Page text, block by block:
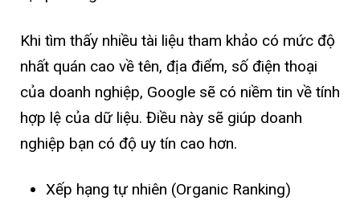
Khi tìm thấy nhiều tài liệu tham khảo có mức độ
nhất quán cao về tên, địa điểm, số điện thoại
của doanh nghiệp, Google sẽ có niềm tin về tính
hợp lệ của dữ liệu. Điều này sẽ giúp doanh
nghiệp bạn có độ uy tín cao hơn.
Xếp hạng tự nhiên (Organic Ranking)